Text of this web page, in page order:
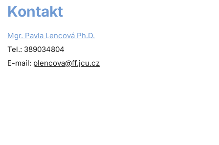
Kontakt
Mgr. Pavla Lencová Ph.D.
Tel.: 389034804
E-mail: plencova@ff.jcu.cz